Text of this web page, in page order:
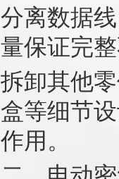
分离数据
量保证完
拆卸其他
盒等细节
作用。